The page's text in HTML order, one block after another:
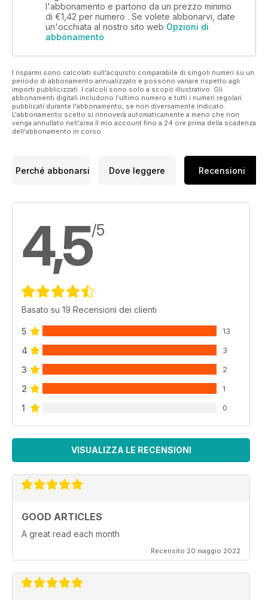
l'abbonamento e partono da un prezzo minimo
di €1,42 per numero . Se volete abbonarvi, date
un'occhiata al nostro sito web Opzioni di
abbonamento
I risparmi sono calcolati sull'acquisto comparabile di singoli numeri su un
periodo di abbonamento annualizzato e possono variare rispetto agli
importi pubblicizzati. I calcoli sono solo a scopo illustrativo. Gli
abbonamenti digitali includono l'ultimo numero e tutti i numeri regolari
pubblicati durante l'abbonamento, se non diversamente indicato.
L'abbonamento scelto si rinnoverà automaticamente a meno che non
venga annullato nell'area Il mio account fino a 24 ore prima della scadenza
dell'abbonamento in corso.
Perché abbonarsi Dove leggere Recensioni
4,5/5
Basato su 19 Recensioni dei clienti
5 13
4 3
3 2
2 1
1 0
VISUALIZZA LE RECENSIONI
GOOD ARTICLES
A great read each month
Recensito 20 maggio 2022